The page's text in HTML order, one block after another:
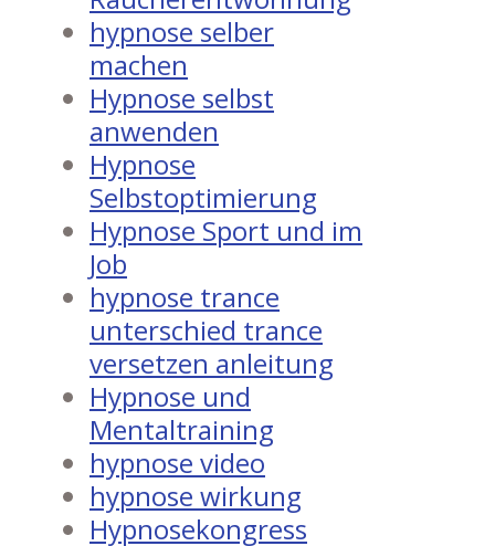
hypnose selber
machen
Hypnose selbst
anwenden
Hypnose
Selbstoptimierung
Hypnose Sport und im
Job
hypnose trance
unterschied trance
versetzen anleitung
Hypnose und
Mentaltraining
hypnose video
hypnose wirkung
Hypnosekongress